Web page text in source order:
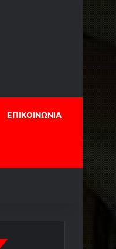
ΕΠΙΚΟΙΝΩΝΙΑ